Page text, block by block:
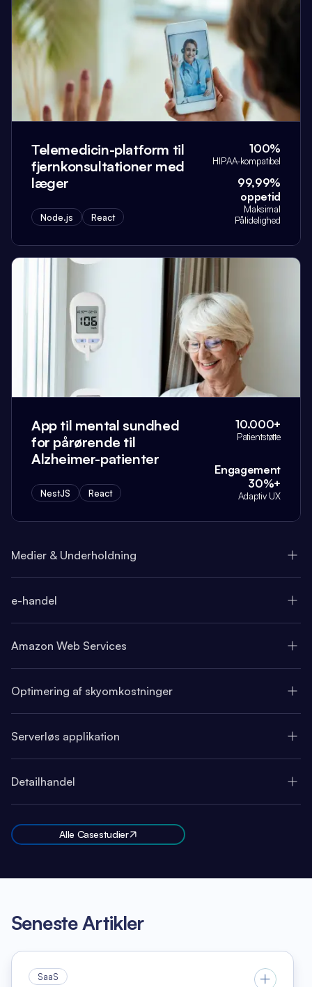
Telemedicin-platform til
fjernkonsultationer med
læger
Node.js React
100%
HIPAA-kompatibel
99,99%
oppetid
Maksimal
Pålidelighed
App til mental sundhed
for pårørende til
Alzheimer-patienter
NestJS React
10.000+
Patientstøtte
Engagement
30%+
Adaptiv UX
Medier & Underholdning
e-handel
Amazon Web Services
Optimering af skyomkostninger
Serverløs applikation
Detailhandel
Alle Casestudier
Seneste Artikler
SaaS